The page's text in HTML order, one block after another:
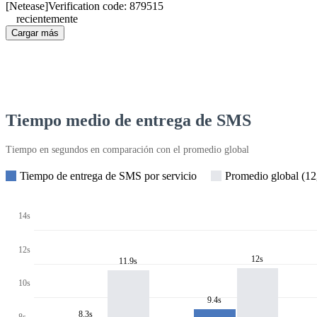
[Netease]Verification code: 879515
recientemente
Cargar más
Tiempo medio de entrega de SMS
Tiempo en segundos en comparación con el promedio global
Tiempo de entrega de SMS por servicio Promedio global
14s
12s
10s
8.3s
11.9s
9.4s
12s